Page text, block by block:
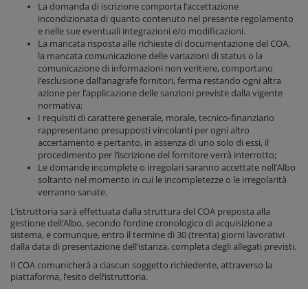
La domanda di iscrizione comporta l’accettazione
incondizionata di quanto contenuto nel presente regolamento
e nelle sue eventuali integrazioni e/o modificazioni.
La mancata risposta alle richieste di documentazione del COA,
la mancata comunicazione delle variazioni di status o la
comunicazione di informazioni non veritiere, comportano
l’esclusione dall’anagrafe fornitori, ferma restando ogni altra
azione per l’applicazione delle sanzioni previste dalla vigente
normativa;
I requisiti di carattere generale, morale, tecnico-finanziario
rappresentano presupposti vincolanti per ogni altro
accertamento e pertanto, in assenza di uno solo di essi, il
procedimento per l’iscrizione del fornitore verrà interrotto;
Le domande incomplete o irregolari saranno accettate nell’Albo
soltanto nel momento in cui le incompletezze o le irregolarità
verranno sanate.
L’istruttoria sarà effettuata dalla struttura del COA preposta alla
gestione dell’Albo, secondo l’ordine cronologico di acquisizione a
sistema, e comunque, entro il termine di 30 (trenta) giorni lavorativi
dalla data di presentazione dell’istanza, completa degli allegati previsti.
Il COA comunicherà a ciascun soggetto richiedente, attraverso la
piattaforma, l’esito dell’istruttoria.